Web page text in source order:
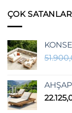
ÇOK SATANLAR